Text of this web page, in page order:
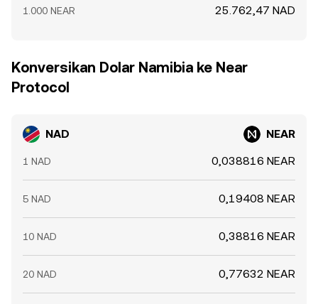
1.000 NEAR 25.762,47 NAD
Konversikan Dolar Namibia ke Near
Protocol
NAD NEAR
1 NAD 0,038816 NEAR
5 NAD 0,19408 NEAR
10 NAD 0,38816 NEAR
20 NAD 0,77632 NEAR